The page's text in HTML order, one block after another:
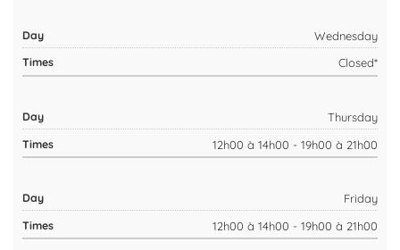
Wednesday
Closed*
Thursday
12h00 à 14h00 - 19h00 à 21h00
Friday
12h00 à 14h00 - 19h00 à 21h00